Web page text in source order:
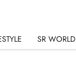
SR WORLD